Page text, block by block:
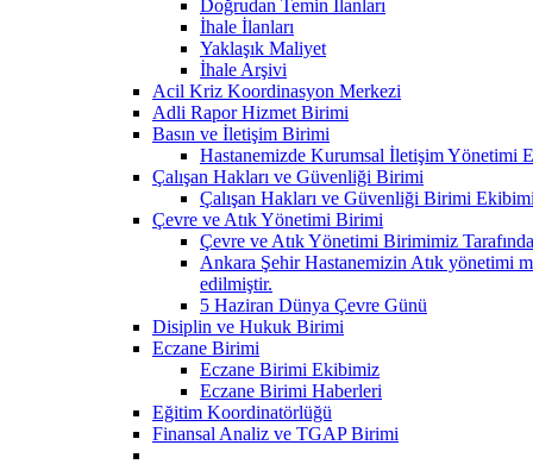
Doğrudan Temin İlanları
İhale İlanları
Yaklaşık Maliyet
İhale Arşivi
Acil Kriz Koordinasyon Merkezi
Adli Rapor Hizmet Birimi
Basın ve İletişim Birimi
Hastanemizde Kurumsal İletişim Yönetimi
Çalışan Hakları ve Güvenliği Birimi
Çalışan Hakları ve Güvenliği Birimi
Çevre ve Atık Yönetimi Birimi
Çevre ve Atık Yönetimi Birimimiz
Ankara Şehir Hastanemizin Atık yönetimi
edilmiştir.
5 Haziran Dünya Çevre Günü
Disiplin ve Hukuk Birimi
Eczane Birimi
Eczane Birimi Ekibimiz
Eczane Birimi Haberleri
Eğitim Koordinatörlüğü
Finansal Analiz ve TGAP Birimi